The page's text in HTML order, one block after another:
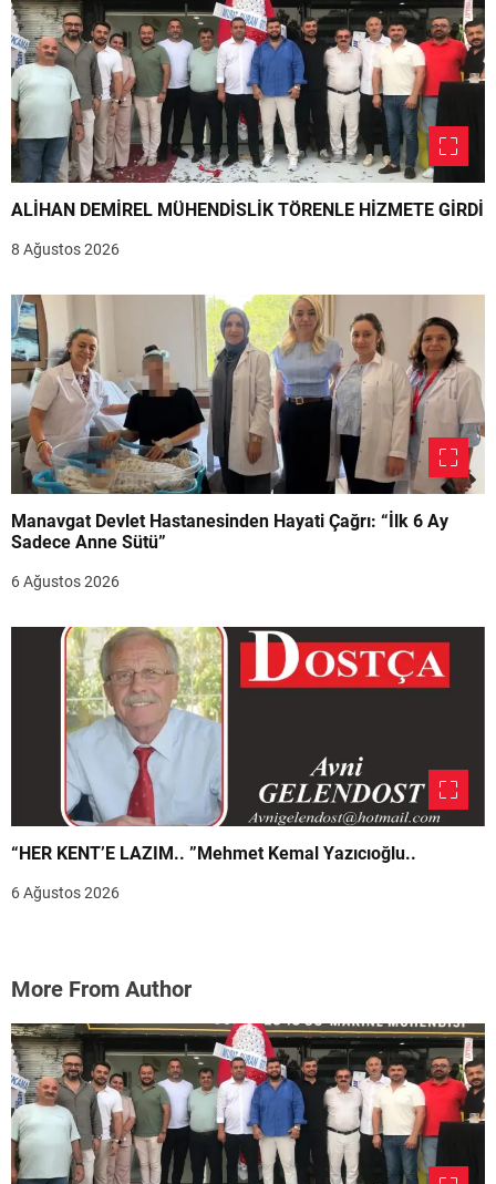
ALİHAN DEMİREL MÜHENDİSLİK TÖRENLE HİZMETE GİRDİ
8 Ağustos 2026
Manavgat Devlet Hastanesinden Hayati Çağrı: “İlk 6 Ay
Sadece Anne Sütü”
6 Ağustos 2026
“HER KENT’E LAZIM.. ”Mehmet Kemal Yazıcıoğlu..
6 Ağustos 2026
More From Author